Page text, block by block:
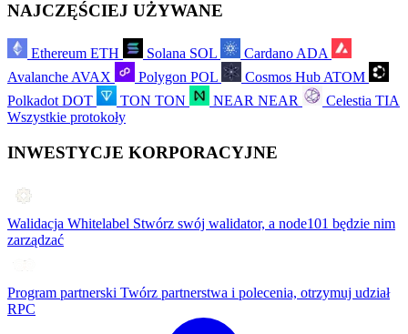
NAJCZĘŚCIEJ UŻYWANE
Ethereum ETH Solana SOL Cardano ADA
Avalanche AVAX Polygon POL Cosmos Hub ATOM
Polkadot DOT TON TON NEAR NEAR Celestia TIA
Wszystkie protokoły
INWESTYCJE KORPORACYJNE
Walidacja Whitelabel Stwórz swój walidator, a node101 będzie nim
zarządzać
Program partnerski Twórz partnerstwa i polecenia, otrzymuj udział
RPC